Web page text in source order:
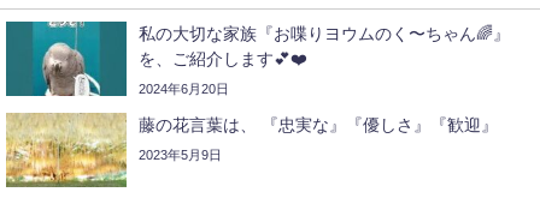
私の大切な家族『お喋りヨウムのく〜ちゃん🌈』
を、ご紹介します💕❤️
2024年6月20日
藤の花言葉は、 『忠実な』『優しさ』『歓迎』
2023年5月9日